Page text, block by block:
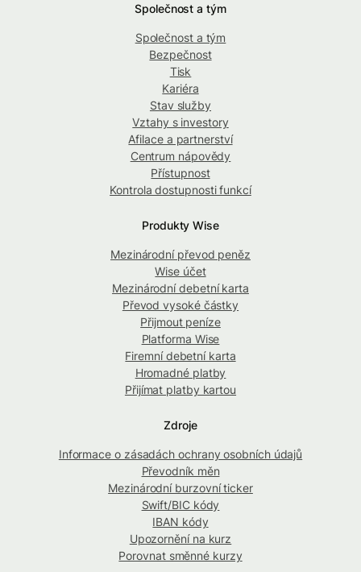
Společnost a tým
Společnost a tým
Bezpečnost
Tisk
Kariéra
Stav služby
Vztahy s investory
Afilace a partnerství
Centrum nápovědy
Přístupnost
Kontrola dostupnosti funkcí
Produkty Wise
Mezinárodní převod peněz
Wise účet
Mezinárodní debetní karta
Převod vysoké částky
Přijmout peníze
Platforma Wise
Firemní debetní karta
Hromadné platby
Přijímat platby kartou
Zdroje
Informace o zásadách ochrany osobních údajů
Převodník měn
Mezinárodní burzovní ticker
Swift/BIC kódy
IBAN kódy
Upozornění na kurz
Porovnat směnné kurzy